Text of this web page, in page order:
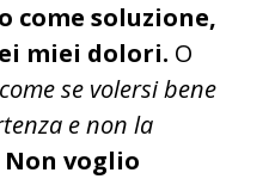
come soluzione,
miei dolori. O
come se volersi bene
e non la
Non voglio